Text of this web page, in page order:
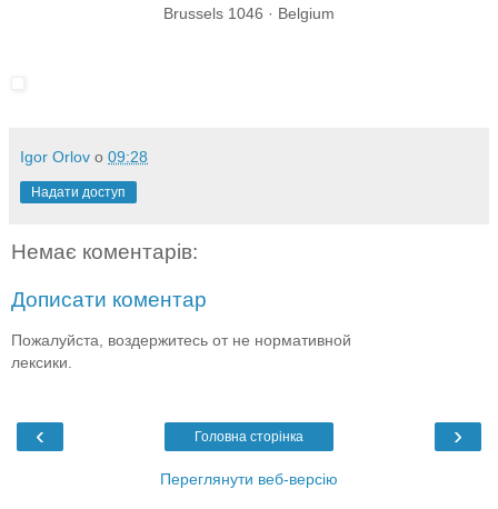
Brussels 1046 · Belgium
Igor Orlov о 09:28
Надати доступ
Немає коментарів:
Дописати коментар
Пожалуйста, воздержитесь от не нормативной
лексики.
‹ ›
Головна сторінка
Переглянути веб-версію